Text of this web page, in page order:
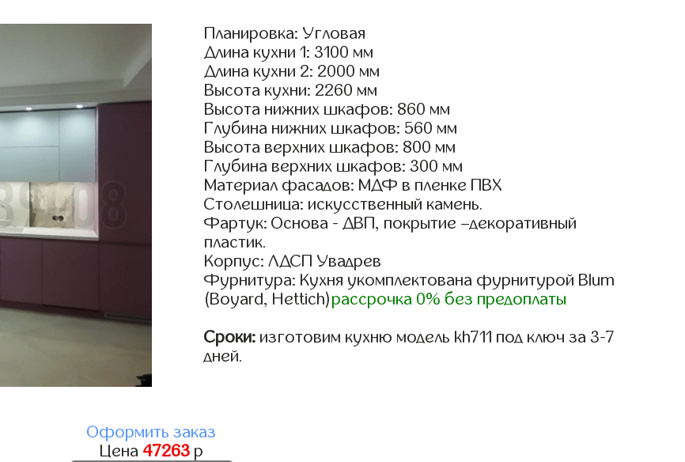
Планировка: Угловая
Длина кухни 1: 3100 мм
Длина кухни 2: 2000 мм
Высота кухни: 2260 мм
Высота нижних шкафов: 860 мм
Глубина нижних шкафов: 560 мм
Высота верхних шкафов: 800 мм
Глубина верхних шкафов: 300 мм
Материал фасадов: МДФ в пленке ПВХ
Столешница: искусственный камень.
Фартук: Основа - ДВП, покрытие –декоративный
пластик.
Корпус: ЛДСП Увадрев
Фурнитура: Кухня укомплектована фурнитурой Blum
(Boyard, Hettich)рассрочка 0% без предоплаты
Сроки: изготовим кухню модель kh711 под ключ за 3-7
дней.
Оформить заказ
Цена 47263 р